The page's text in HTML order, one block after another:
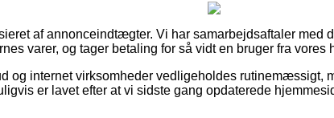
af annonceindtægter. Vi har samarbejdsaftaler med
varer, og tager betaling for så vidt en bruger fra vores
og internet virksomheder vedligeholdes rutinemæssigt,
er lavet efter at vi sidste gang opdaterede